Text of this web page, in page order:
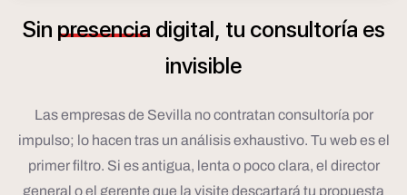
Sin presencia digital, tu consultoría es
invisible
Las empresas de Sevilla no contratan consultoría por
impulso; lo hacen tras un análisis exhaustivo. Tu web es el
primer filtro. Si es antigua, lenta o poco clara, el director
general o el gerente que la visite descartará tu propuesta